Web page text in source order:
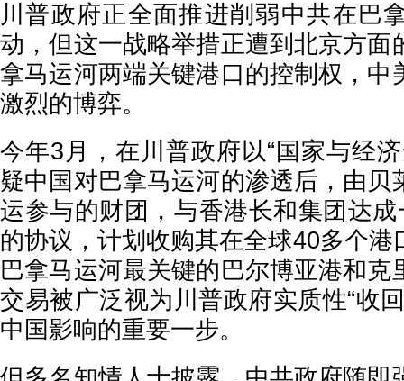
川普政府正全面推进削弱中共在巴
动，但这一战略举措正遭到北京方面
拿马运河两端关键港口的控制权，中
激烈的博弈。
今年3月，在川普政府以“国家与经
疑中国对巴拿马运河的渗透后，由贝
运参与的财团，与香港长和集团达
的协议，计划收购其在全球40多个港
巴拿马运河最关键的巴尔博亚港和克
交易被广泛视为川普政府实质性“收
中国影响的重要一步。